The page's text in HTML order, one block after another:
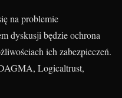
na problemie
dyskusji będzie ochrona
ich zabezpieczeń.
Logicaltrust,